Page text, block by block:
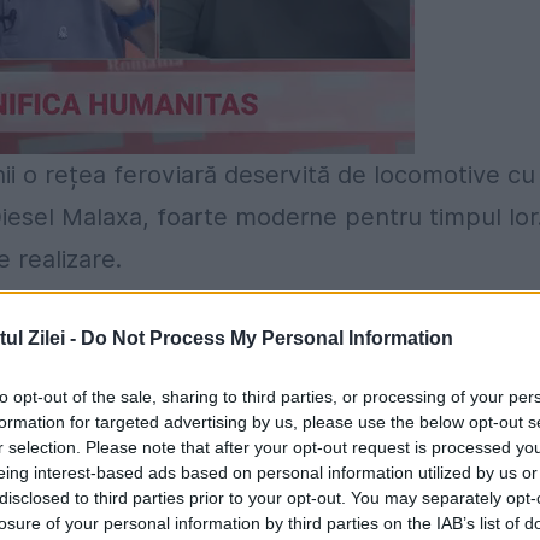
Zilei - Do Not Process My Personal Information
opt-out of the sale, sharing to third parties, or processing of your
for targeted advertising by us, please use the below opt-out
selection. Please note that after your opt-out request is processed
interest-based ads based on personal information utilized by us
to third parties prior to your opt-out. You may separately
of your personal information by third parties on the IAB’s list of
o rețea feroviară deservită de locomotive cu
Malaxa, foarte moderne pentru timpul
realizare.
Sergheevici Hrusciov
1
În varaa anului 1962, liderul sovietic
că România dorea o licență suedeză, în loc
a primei locomotive care se